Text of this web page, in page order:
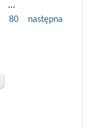
…
80
następna